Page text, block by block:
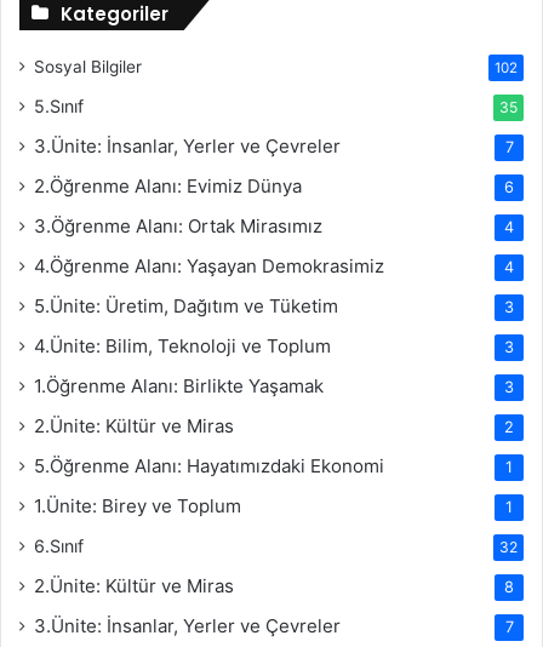
Kategoriler
Sosyal Bilgiler 102
5.Sınıf 35
3.Ünite: İnsanlar, Yerler ve Çevreler 7
2.Öğrenme Alanı: Evimiz Dünya 6
3.Öğrenme Alanı: Ortak Mirasımız 4
4.Öğrenme Alanı: Yaşayan Demokrasimiz 4
5.Ünite: Üretim, Dağıtım ve Tüketim 3
4.Ünite: Bilim, Teknoloji ve Toplum 3
1.Öğrenme Alanı: Birlikte Yaşamak 3
2.Ünite: Kültür ve Miras 2
5.Öğrenme Alanı: Hayatımızdaki Ekonomi 1
1.Ünite: Birey ve Toplum 1
6.Sınıf 32
2.Ünite: Kültür ve Miras 8
3.Ünite: İnsanlar, Yerler ve Çevreler 7